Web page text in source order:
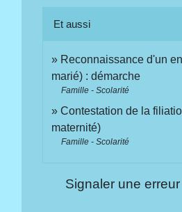
Et aussi
Reconnaissance d'un
marié) : démarche
Famille - Scolarité
Contestation de la
maternité)
Famille - Scolarité
Signaler une